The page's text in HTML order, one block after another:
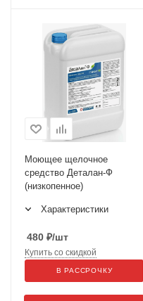
Моющее щелочное
средство Деталан-Ф
(низкопенное)
Характеристики
480 ₽/шт
Купить со скидкой
В РАССРОЧКУ